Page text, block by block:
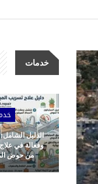
خدمات
الدليل
وفعالة في
من حوض